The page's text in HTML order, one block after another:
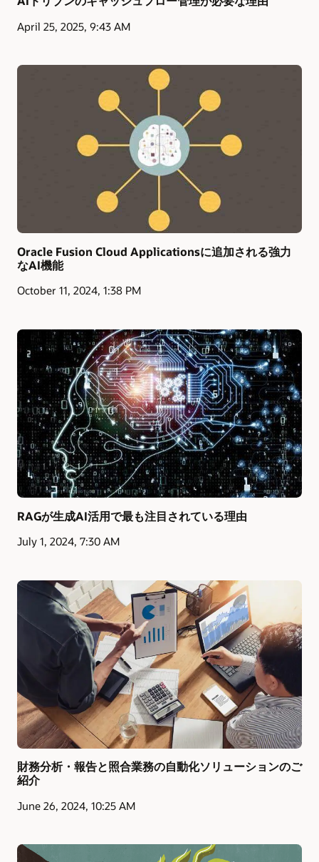
April 25, 2025, 9:43 AM
Oracle Fusion Cloud Applicationsに追加される強力
なAI機能
October 11, 2024, 1:38 PM
RAGが生成AI活用で最も注目されている理由
July 1, 2024, 7:30 AM
財務分析・報告と照合業務の自動化ソリューションのご
紹介
June 26, 2024, 10:25 AM